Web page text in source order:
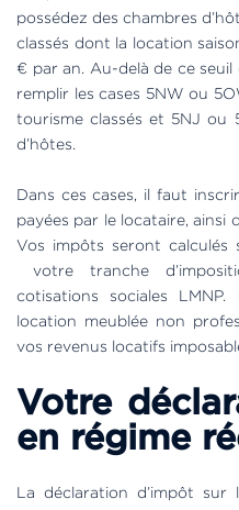
possédez des chambres
classés dont la location
€ par an. Au-delà de ce
remplir les cases 5NW ou
tourisme classés et 5NJ ou
d’hôtes.
Dans ces cases, il faut
payées par le locataire, ainsi
Vos impôts seront
votre tranche
cotisations sociales
location meublée non
vos revenus locatifs
Votre
en régime
La déclaration d’impôt sur